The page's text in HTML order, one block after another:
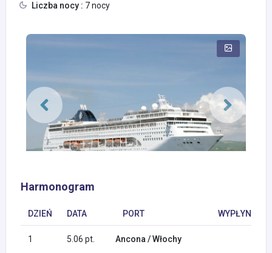
Liczba nocy : 7 nocy
Harmonogram
DZIEŃ DATA PORT WYPŁYNIĘCIE
1 5.06 pt. Ancona / Włochy